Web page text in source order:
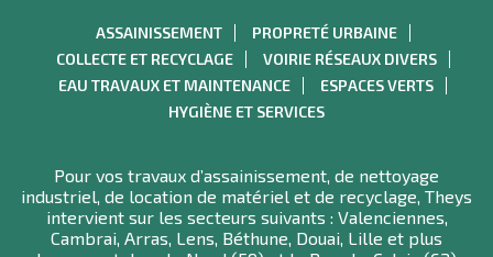
ASSAINISSEMENT
PROPRETÉ URBAINE
COLLECTE ET RECYCLAGE
VOIRIE RÉSEAUX DIVERS
EAU TRAVAUX ET MAINTENANCE
ESPACES VERTS
HYGIÈNE ET SERVICES
Pour vos travaux d’assainissement, de nettoyage
industriel, de location de matériel et de recyclage, Theys
intervient sur les secteurs suivants : Valenciennes,
Cambrai, Arras, Lens, Béthune, Douai, Lille et plus